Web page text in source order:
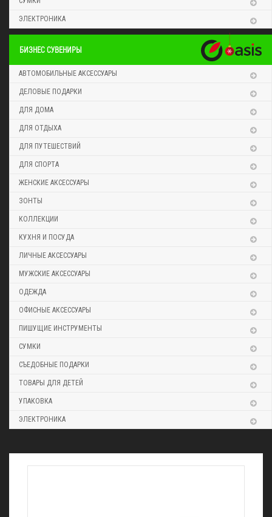
ЭЛЕКТРОНИКА
БИЗНЕС СУВЕНИРЫ
АВТОМОБИЛЬНЫЕ АКСЕССУАРЫ
ДЕЛОВЫЕ ПОДАРКИ
ДЛЯ ДОМА
ДЛЯ ОТДЫХА
ДЛЯ ПУТЕШЕСТВИЙ
ДЛЯ СПОРТА
ЖЕНСКИЕ АКСЕССУАРЫ
ЗОНТЫ
КОЛЛЕКЦИИ
КУХНЯ И ПОСУДА
ЛИЧНЫЕ АКСЕССУАРЫ
МУЖСКИЕ АКСЕССУАРЫ
ОДЕЖДА
ОФИСНЫЕ АКСЕССУАРЫ
ПИШУЩИЕ ИНСТРУМЕНТЫ
СУМКИ
СЪЕДОБНЫЕ ПОДАРКИ
ТОВАРЫ ДЛЯ ДЕТЕЙ
УПАКОВКА
ЭЛЕКТРОНИКА